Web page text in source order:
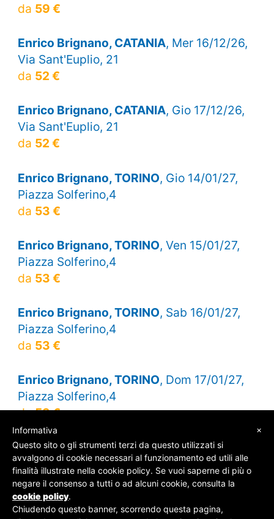
da 59 €
Enrico Brignano, CATANIA, Mer 16/12/26,
Via Sant'Euplio, 21
da 52 €
Enrico Brignano, CATANIA, Gio 17/12/26,
Via Sant'Euplio, 21
da 52 €
Enrico Brignano, TORINO, Gio 14/01/27,
Piazza Solferino,4
da 53 €
Enrico Brignano, TORINO, Ven 15/01/27,
Piazza Solferino,4
da 53 €
Enrico Brignano, TORINO, Sab 16/01/27,
Piazza Solferino,4
da 53 €
Enrico Brignano, TORINO, Dom 17/01/27,
Piazza Solferino,4
da53 €
© SOS Biglietti - P.Iva 09162100961 -Chi Siamo
Contatti-Privacy Policy
×
Informativa
Questo sito o gli strumenti terzi da questo utilizzati si
avvalgono di cookie necessari al funzionamento ed utili alle
finalità illustrate nella cookie policy. Se vuoi saperne di più o
negare il consenso a tutti o ad alcuni cookie, consulta la
cookie policy.
Chiudendo questo banner, scorrendo questa pagina,